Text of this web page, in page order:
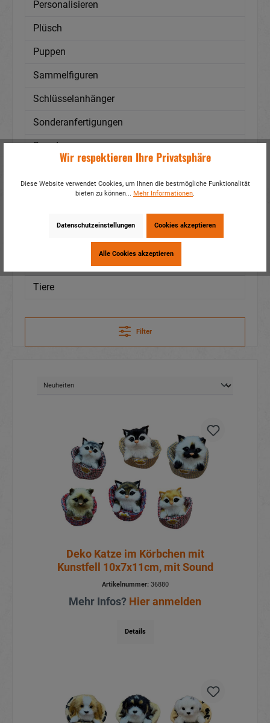
Personalisieren
Plüsch
Puppen
Sammelfiguren
Schlüsselanhänger
Sonderanfertigungen
Spardosen
Taschen/Rucksäcke
Tiere
Filter
Deko Katze im Körbchen mit
Kunstfell 10x7x11cm, mit Sound
Artikelnummer:36880
Mehr Infos? Hier anmelden
Details
Wir respektieren Ihre Privatsphäre
Diese Website verwendet Cookies, um Ihnen die bestmögliche Funktionalität
bieten zu können... Mehr Informationen.
Datenschutzeinstellungen Cookies akzeptieren
Alle Cookies akzeptieren